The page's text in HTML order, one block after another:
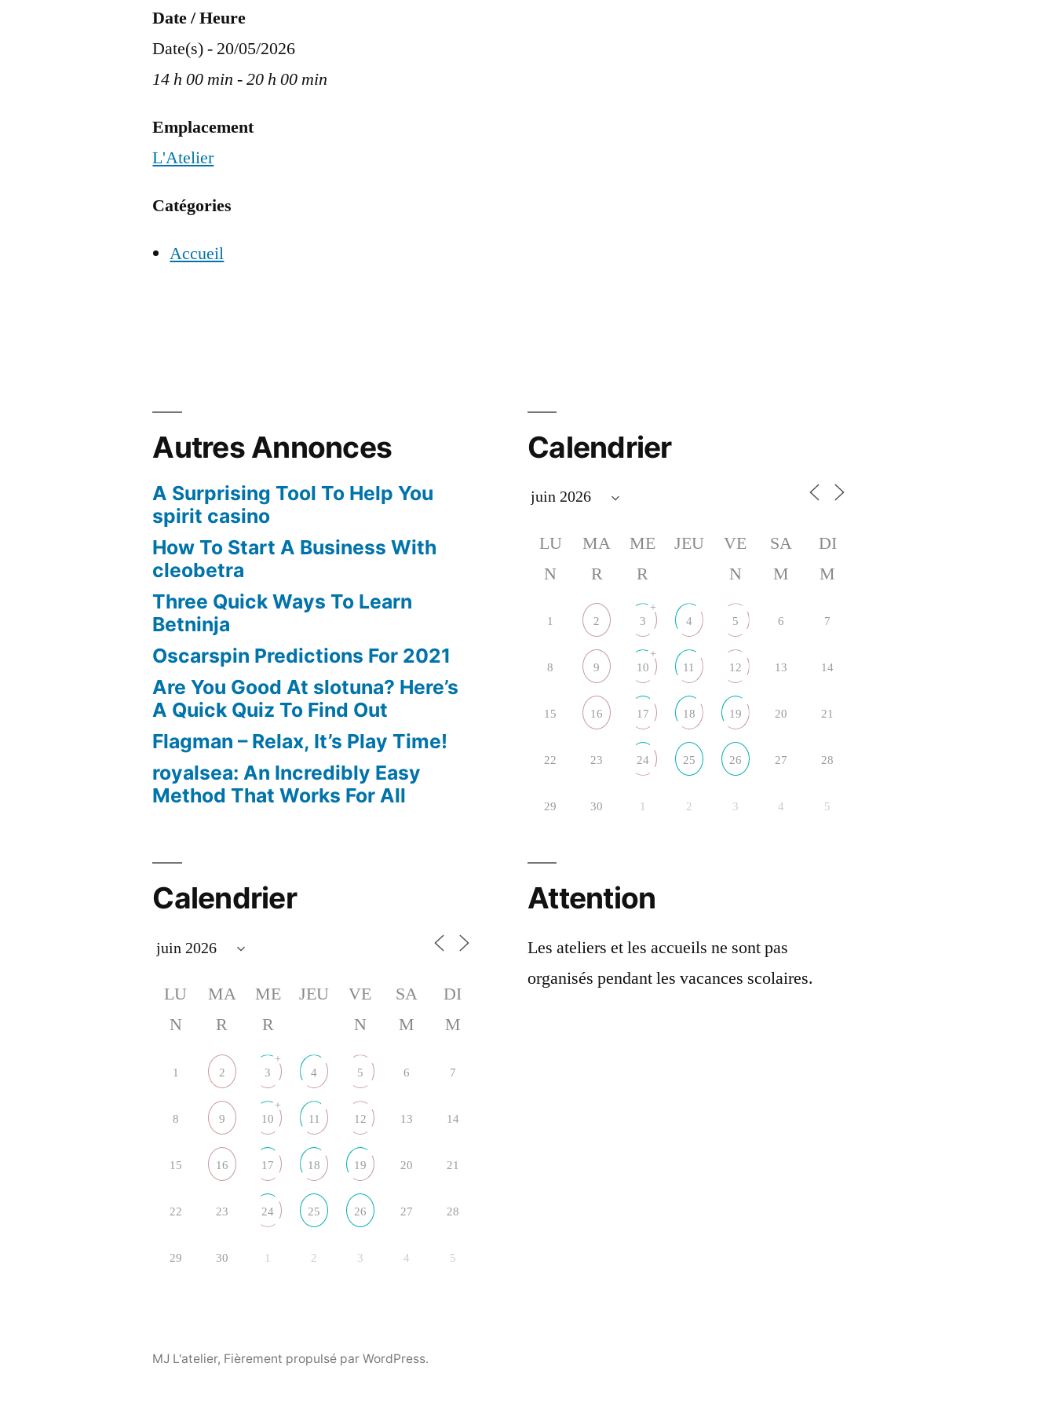
Date / Heure
Date(s) - 20/05/2026
14 h 00 min - 20 h 00 min
Emplacement
L'Atelier
Catégories
Accueil
Autres Annonces
A Surprising Tool To Help You
spirit casino
How To Start A Business With
cleobetra
Three Quick Ways To Learn
Betninja
Oscarspin Predictions For 2021
Are You Good At slotuna? Here’s
A Quick Quiz To Find Out
Flagman – Relax, It’s Play Time!
royalsea: An Incredibly Easy
Method That Works For All
Calendrier
LU
N
MA
R
ME
R
JEU
VE
N
SA
M
DI
M
1 2 3
+
4 5 6 7
8 9 10
+
11 12 13 14
15 16 17 18 19 20 21
22 23 24 25 26 27 28
29 30 1 2 3 4 5
Calendrier
LU
N
MA
R
ME
R
JEU
VE
N
SA
M
DI
M
1 2 3
+
4 5 6 7
8 9 10
+
11 12 13 14
15 16 17 18 19 20 21
22 23 24 25 26 27 28
29 30 1 2 3 4 5
Attention
Les ateliers et les accueils ne sont pas
organisés pendant les vacances scolaires.
MJ L'atelier, Fièrement propulsé par WordPress.